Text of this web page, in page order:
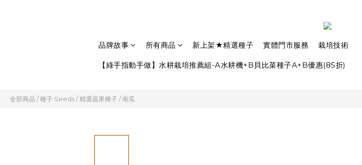
品牌故事 所有商品 新上架★精選種子 實體門市服務 栽培技術
【綠手指動手做】水耕栽培推薦組-A水耕機+B貝比菜種子A+B優惠(85折)
全部商品 /種子 Seeds/精選蔬果種子 /南瓜